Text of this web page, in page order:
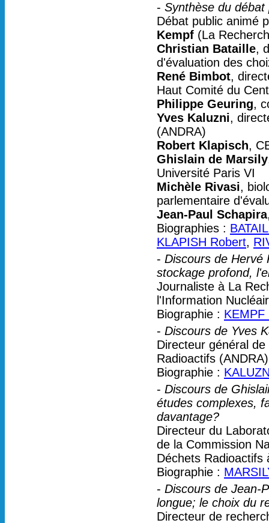
- Synthèse du débat
Débat public animé
Kempf (La
Christian Bataille,
d'évaluation des
René Bimbot,
Haut Comité du
Philippe Geuring,
Yves Kaluzni,
(ANDRA)
Robert Klapisch,
Ghislain de Marsily
Université Paris VI
Michèle Rivasi,
parlementaire
Jean-Paul Schapira
Biographies :
KLAPISH Robert,
- Discours de Hervé
stockage profond,
Journaliste à La
l'Information
Biographie : KEMPF
- Discours de Yves
Directeur général
Radioactifs (ANDRA)
Biographie :
- Discours de
études complexes,
davantage?
Directeur du
de la Commission
Déchets Radioactifs
Biographie :
- Discours de Jean-
longue; le choix du
Directeur de